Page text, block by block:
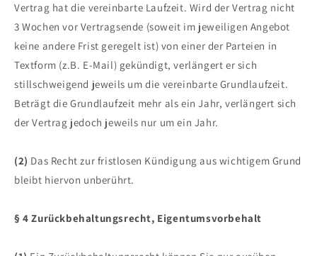
Vertrag hat die vereinbarte Laufzeit. Wird der Vertrag nicht
3 Wochen vor Vertragsende (soweit im jeweiligen Angebot
keine andere Frist geregelt ist) von einer der Parteien in
Textform (z.B. E-Mail) gekündigt, verlängert er sich
stillschweigend jeweils um die vereinbarte Grundlaufzeit.
Beträgt die Grundlaufzeit mehr als ein Jahr, verlängert sich
der Vertrag jedoch jeweils nur um ein Jahr.
(2) Das Recht zur fristlosen Kündigung aus wichtigem Grund
bleibt hiervon unberührt.
§ 4 Zurückbehaltungsrecht, Eigentumsvorbehalt